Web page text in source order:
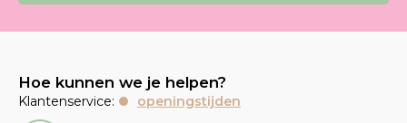
Hoe kunnen we je helpen?
Klantenservice:
openingstijden